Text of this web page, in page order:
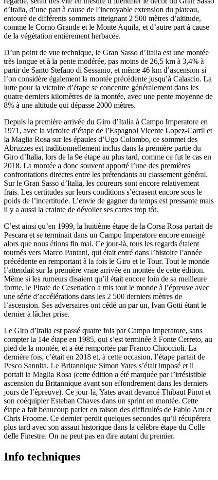
d’Italia, d’une part à cause de l’incroyable extension du plateau,
entouré de différents sommets atteignant 2 500 mètres d’altitude,
comme le Corno Grande et le Monte Aquila, et d’autre part à cause
de la végétation entièrement herbacée.
D’un point de vue technique, le Gran Sasso d’Italia est une montée
très longue et à la pente modérée, pas moins de 26,5 km à 3,4% à
partir de Santo Stefano di Sessanio, et même 46 km d’ascension si
l’on considère également la montée précédente jusqu’à Calascio. La
lutte pour la victoire d’étape se concentre généralement dans les
quatre derniers kilomètres de la montée, avec une pente moyenne de
8% à une altitude qui dépasse 2000 mètres.
Depuis la première arrivée du Giro d’Italia à Campo Imperatore en
1971, avec la victoire d’étape de l’Espagnol Vicente Lopez-Carril et
la Maglia Rosa sur les épaules d’Ugo Colombo, ce sommet des
Abruzzes est traditionnellement inclus dans la première partie du
Giro d’Italia, lors de la 9e étape au plus tard, comme ce fut le cas en
2018. La montée a donc souvent apporté l’une des premières
confrontations directes entre les prétendants au classement général.
Sur le Gran Sasso d’Italia, les coureurs sont encore relativement
frais. Les certitudes sur leurs conditions s’écrasent encore sous le
poids de l’incertitude. L’envie de gagner du temps est pressante mais
il y a aussi la crainte de dévoiler ses cartes trop tôt.
C’est ainsi qu’en 1999, la huitième étape de la Corsa Rosa partait de
Pescara et se terminait dans un Campo Imperatore encore enneigé
alors que nous étions fin mai. Ce jour-là, tous les regards étaient
tournés vers Marco Pantani, qui était entré dans l’histoire l’année
précédente en remportant à la fois le Giro et le Tour. Tout le monde
l’attendait sur la première vraie arrivée en montée de cette édition.
Même si les rumeurs disaient qu’il était encore loin de sa meilleure
forme, le Pirate de Cesenatico a mis tout le monde à l’épreuve avec
une série d’accélérations dans les 2 500 derniers mètres de
l’ascension. Ses adversaires ont cédé un par un, Ivan Gotti étant le
dernier à lâcher prise.
Le Giro d’Italia est passé quatre fois par Campo Imperatore, sans
compter la 14e étape en 1985, qui s’est terminée à Fonte Cerreto, au
pied de la montée, et a été remportée par Franco Chioccioli. La
dernière fois, c’était en 2018 et, à cette occasion, l’étape partait de
Pesco Sannita. Le Britannique Simon Yates s’était imposé et il
portait la Maglia Rosa (cette édition a été marquée par l’irrésistible
ascension du Britannique avant son effondrement dans les derniers
jours de l’épreuve). Ce jour-là, Yates avait devancé Thibaut Pinot et
son coéquipier Esteban Chaves dans un sprint en montée. Cette
étape a fait beaucoup parler en raison des difficultés de Fabio Aru et
Chris Froome. Ce dernier perdit quelques secondes qu’il récupérera
plus tard avec son assaut historique dans la célèbre étape du Colle
delle Finestre. On ne peut pas en dire autant du premier.
Info techniques